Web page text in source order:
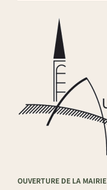
OUVERTURE DE LA MAIRIE